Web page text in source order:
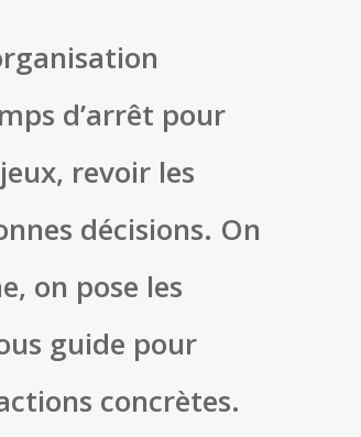
d’arrêt pour
revoir les
décisions. On
on pose les
guide pour
concrètes.